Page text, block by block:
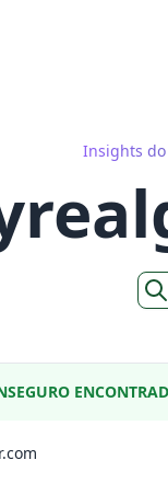
Insights do